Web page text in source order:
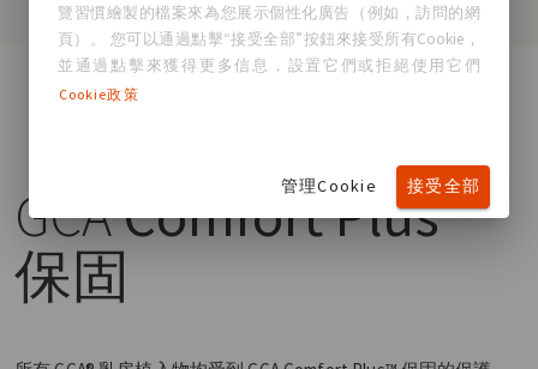
GCAComfort Plus™
保固
覽習慣繪製的檔案來為您展示個性化廣告（例如，訪問的網
頁）。 您可以通過點擊“接受全部”按鈕來接受所有Cookie，
並通過點擊來獲得更多信息，設置它們或拒絕使用它們
Cookie政策
管理Cookie 接受全部